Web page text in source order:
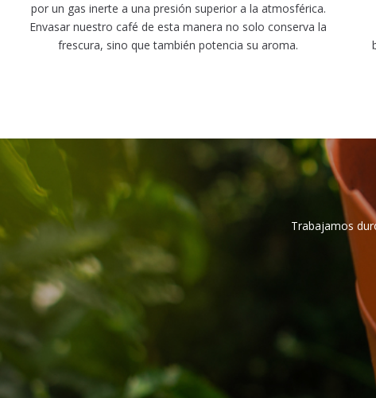
por un gas inerte a una presión superior a la atmosférica.
Envasar nuestro café de esta manera no solo conserva la
frescura, sino que también potencia su aroma.
Trabajamos